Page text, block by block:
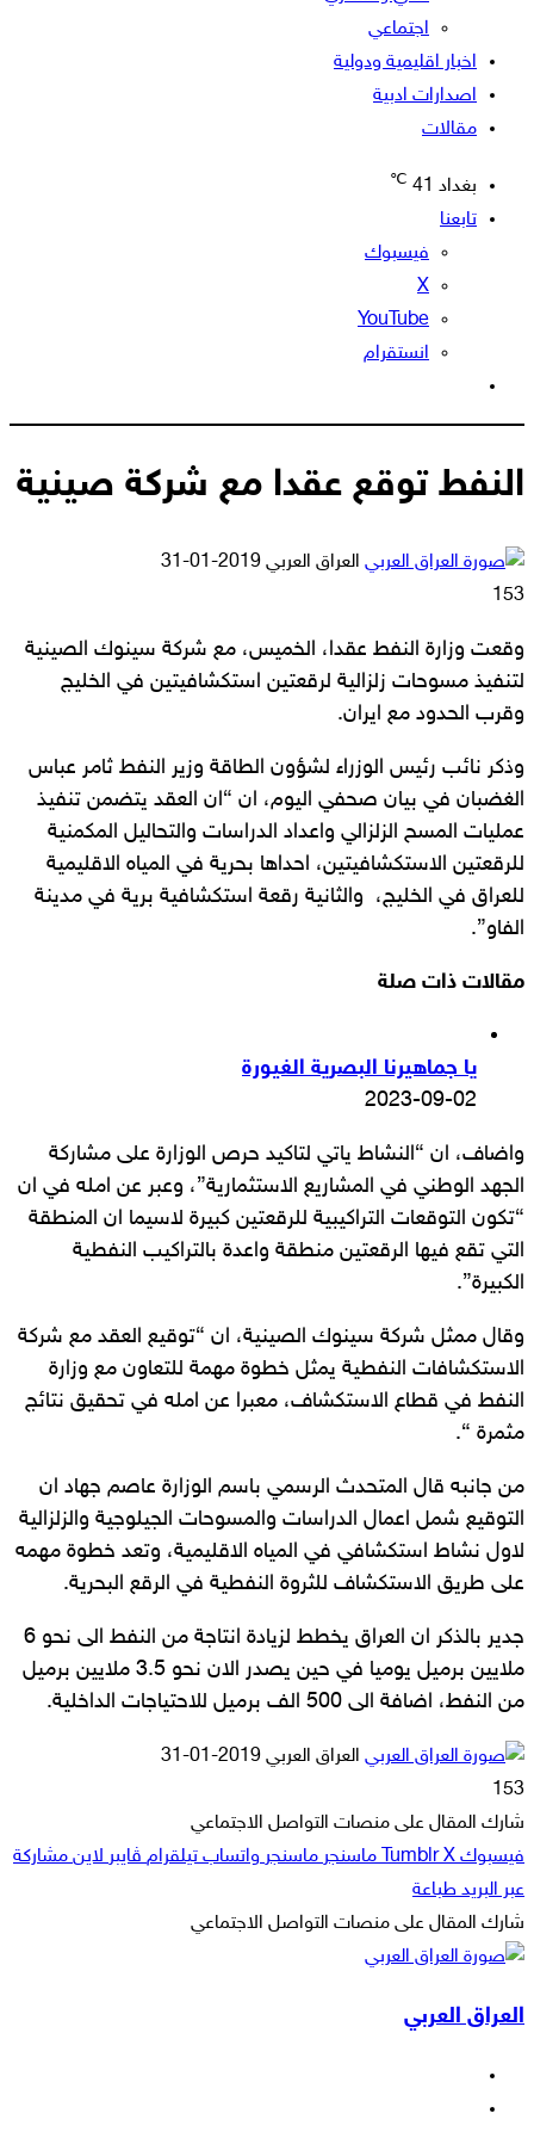
اجتماعي
اخبار اقليمية ودولية
اصدارات ادبية
مقالات
بغداد 41
℃
تابعنا
فيسبوك
‫X
‫YouTube
انستقرام
المظلم
النفط توقع عقدا مع شركة صينية
العراق العربي أرسل
2019-01-31
153
وقعت وزارة النفط عقدا، الخميس، مع شركة سينوك الصينية
لتنفيذ مسوحات زلزالية لرقعتين استكشافيتين في الخليج
وقرب الحدود مع ايران.
وذكر نائب رئيس الوزراء لشؤون الطاقة وزير النفط ثامر عباس
الغضبان في بيان صحفي اليوم، ان “ان العقد يتضمن تنفيذ
عمليات المسح الزلزالي واعداد الدراسات والتحاليل المكمنية
للرقعتين الاستكشافيتين، احداها بحرية في المياه الاقليمية
للعراق في الخليج، والثانية رقعة استكشافية برية في مدينة
الفاو”.
مقالات ذات صلة
يا جماهيرنا البصرية الغيورة
2023-09-02
واضاف، ان “النشاط ياتي لتاكيد حرص الوزارة على مشاركة
الجهد الوطني في المشاريع الاستثمارية”، وعبر عن امله في ان
“تكون التوقعات التراكيبية للرقعتين كبيرة لاسيما ان المنطقة
التي تقع فيها الرقعتين منطقة واعدة بالتراكيب النفطية
الكبيرة”.
وقال ممثل شركة سينوك الصينية، ان “توقيع العقد مع شركة
الاستكشافات النفطية يمثل خطوة مهمة للتعاون مع وزارة
النفط في قطاع الاستكشاف، معبرا عن امله في تحقيق نتائج
مثمرة “.
من جانبه قال المتحدث الرسمي باسم الوزارة عاصم جهاد ان
التوقيع شمل اعمال الدراسات والمسوحات الجيلوجية والزلزالية
لاول نشاط استكشافي في المياه الاقليمية، وتعد خطوة مهمه
على طريق الاستكشاف للثروة النفطية في الرقع البحرية.
جدير بالذكر ان العراق يخطط لزيادة انتاجة من النفط الى نحو 6
ملايين برميل يوميا في حين يصدر الان نحو 3.5 ملايين برميل
من النفط، اضافة الى 500 الف برميل للاحتياجات الداخلية.
العراق العربي أرسل
إلكترونيا
2019-01-31
153
شارك المقال على منصات التواصل الاجتماعي
فيسبوك ‫X ماسنجر ماسنجر واتساب تيلقرام ڤايبر لاين مشاركة
عبر البريد طباعة
شارك المقال على منصات التواصل الاجتماعي
فيسبوك
‫X
ماسنجر
ماسنجر
واتساب
تيلقرام
ڤايبر
لاين
مشاركة
البريد
طباعة
العراق العربي